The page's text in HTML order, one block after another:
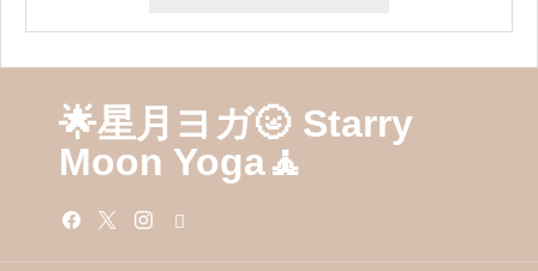
🌟星月ヨガ🌝 Starry
Moon Yoga🧘